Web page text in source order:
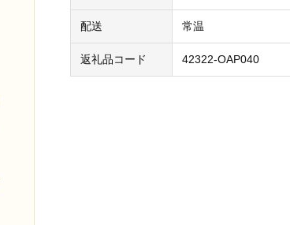
配送 常温
返礼品コード 42322-OAP040